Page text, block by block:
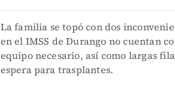
La familia se topó con dos
en el IMSS de Durango no cuentan
equipo necesario, así como largas
espera para trasplantes.